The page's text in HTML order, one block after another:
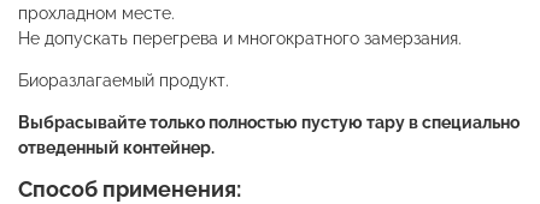
прохладном месте.
Не допускать перегрева и многократного замерзания.
Биоразлагаемый продукт.
Выбрасывайте только полностью пустую тару в специально
отведенный контейнер.
Способ применения: